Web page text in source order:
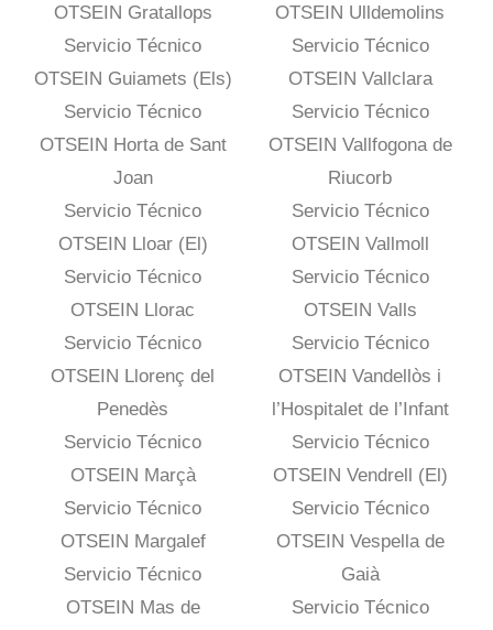
OTSEIN Gratallops
Servicio Técnico
OTSEIN Guiamets (Els)
Servicio Técnico
OTSEIN Horta de Sant
Joan
Servicio Técnico
OTSEIN Lloar (El)
Servicio Técnico
OTSEIN Llorac
Servicio Técnico
OTSEIN Llorenç del
Penedès
Servicio Técnico
OTSEIN Marçà
Servicio Técnico
OTSEIN Margalef
Servicio Técnico
OTSEIN Mas de
OTSEIN Ulldemolins
Servicio Técnico
OTSEIN Vallclara
Servicio Técnico
OTSEIN Vallfogona de
Riucorb
Servicio Técnico
OTSEIN Vallmoll
Servicio Técnico
OTSEIN Valls
Servicio Técnico
OTSEIN Vandellòs i
l’Hospitalet de l’Infant
Servicio Técnico
OTSEIN Vendrell (El)
Servicio Técnico
OTSEIN Vespella de
Gaià
Servicio Técnico